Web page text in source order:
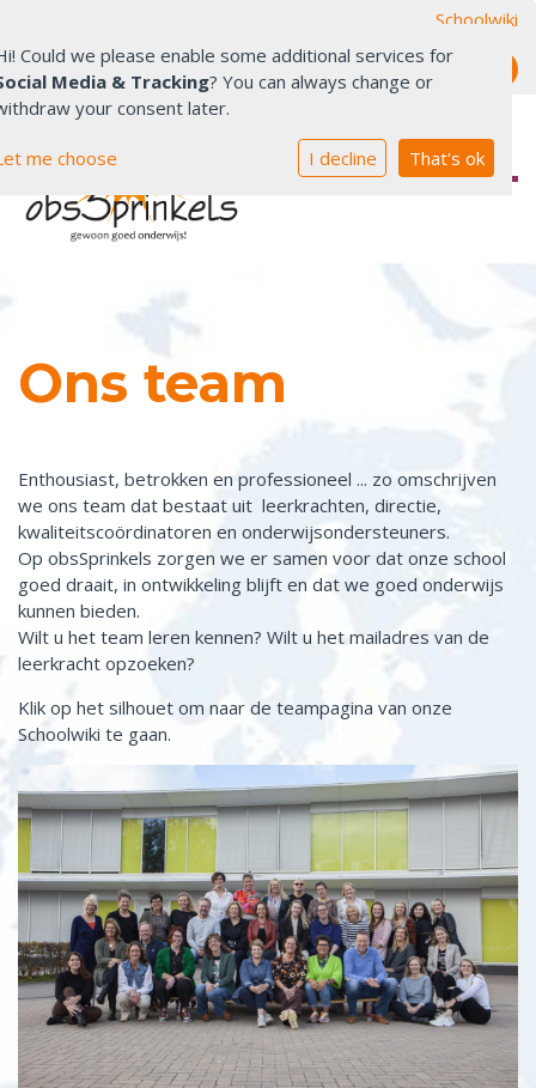
Schoolwiki
Welkom
Ons Onderwijs
Praktische info
Ouders & School
Contact
Ons team
Enthousiast, betrokken en professioneel ... zo omschrijven
we ons team dat bestaat uit leerkrachten, directie,
kwaliteitscoördinatoren en onderwijsondersteuners.
Op obsSprinkels zorgen we er samen voor dat onze school
goed draait, in ontwikkeling blijft en dat we goed onderwijs
kunnen bieden.
Wilt u het team leren kennen? Wilt u het mailadres van de
leerkracht opzoeken?
Klik op het silhouet om naar de teampagina van onze
Schoolwiki te gaan.
Could we please enable some additional services for
Media & Tracking? You can always change or
your consent later.
me choose I decline That's ok